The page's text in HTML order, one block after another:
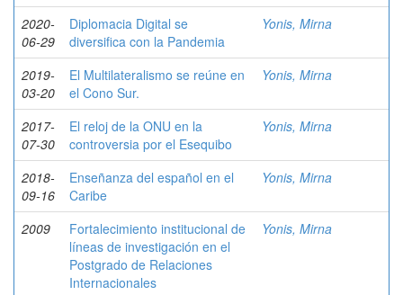
2020-
06-29
Diplomacia Digital se
diversifica con la Pandemia
Yonis, Mirna
2019-
03-20
El Multilateralismo se reúne en
el Cono Sur.
Yonis, Mirna
2017-
07-30
El reloj de la ONU en la
controversia por el Esequibo
Yonis, Mirna
2018-
09-16
Enseñanza del español en el
Caribe
Yonis, Mirna
2009
Fortalecimiento institucional de
líneas de investigación en el
Postgrado de Relaciones
Internacionales
Yonis, Mirna